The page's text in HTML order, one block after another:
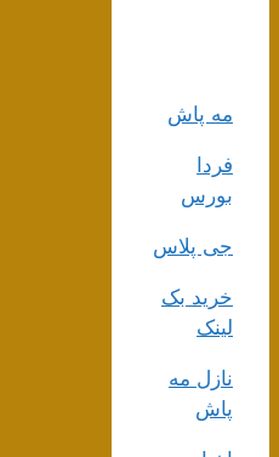
مه پاش
فردا
بورس
جی پلاس
خرید بک
لینک
نازل مه
پاش